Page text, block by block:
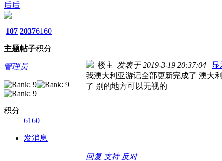
后后
107
主题
2037
帖子
6160
积分
管理员
积分
6160
发消息
楼主| 发表于 2019-3-19 20:37:04 | 显
我澳大利亚游记全部更新完成了 澳大
了 别的地方可以无视的
回复 支持 反对